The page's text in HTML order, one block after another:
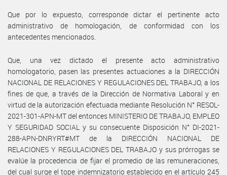
Que por lo expuesto, corresponde dictar el pertinente acto
administrativo de homologación, de conformidad con los
antecedentes mencionados.
Que, una vez dictado el presente acto administrativo
homologatorio, pasen las presentes actuaciones a la DIRECCIÓN
NACIONAL DE RELACIONES Y REGULACIONES DEL TRABAJO, a los
fines de que, a través de la Dirección de Normativa Laboral y en
virtud de la autorización efectuada mediante Resolución N° RESOL-
2021-301-APN-MT del entonces MINISTERIO DE TRABAJO, EMPLEO
Y SEGURIDAD SOCIAL y su consecuente Disposición N° DI-2021-
288-APN-DNRYRT#MT de la DIRECCIÓN NACIONAL DE
RELACIONES Y REGULACIONES DEL TRABAJO y sus prórrogas se
evalúe la procedencia de fijar el promedio de las remuneraciones,
del cual surge el tope indemnizatorio establecido en el artículo 245